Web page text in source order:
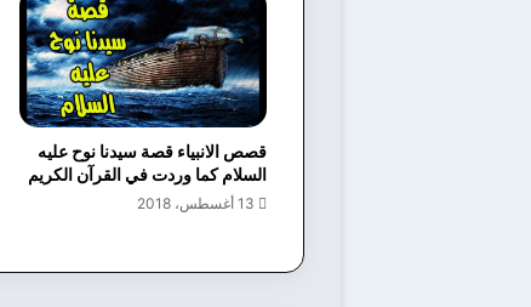
قصص الانبياء قصة سيدنا نوح عليه
السلام كما وردت في القرآن الكريم
13 أغسطس، 2018